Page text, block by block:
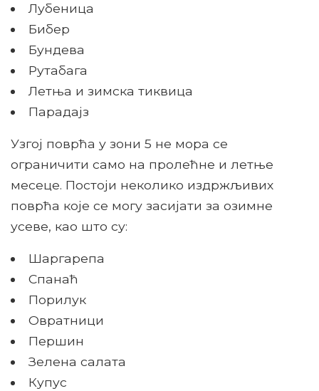
Лубеница
Бибер
Бундева
Рутабага
Летња и зимска тиквица
Парадајз
Узгој поврћа у зони 5 не мора се
ограничити само на пролећне и летње
месеце. Постоји неколико издржљивих
поврћа које се могу засијати за озимне
усеве, као што су:
Шаргарепа
Спанаћ
Порилук
Овратници
Першин
Зелена салата
Купус